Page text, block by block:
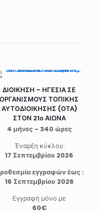
ΔΙΟΙΚΗΣΗ – ΗΓΕΣΙΑ ΣΕ
ΟΡΓΑΝΙΣΜΟΥΣ ΤΟΠΙΚΗΣ
ΑΥΤΟΔΙΟΙΚΗΣΗΣ (ΟΤΑ)
ΣΤΟΝ 21ο ΑΙΩΝΑ
4 μήνες – 340 ώρες
Έναρξη κύκλου:
17 Σεπτεμβρίου 2026
εγγραφών έως :
16 Σεπτεμβρίου 2026
Εγγραφή μόνο με
60€